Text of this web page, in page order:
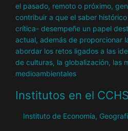
el pasado, remoto o próximo,
contribuir a que el saber
crítica- desempeñe un papel
actual, además de proporcionar
abordar los retos ligados a las
de culturas, la globalización, las
medioambientales
Institutos en el CCHS
Instituto de Economía,